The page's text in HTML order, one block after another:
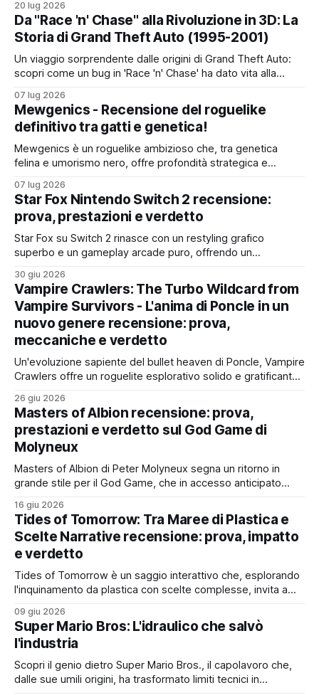
lievi sbavature nell'IA e nella difficoltà
20 lug 2026
Da "Race 'n' Chase" alla Rivoluzione in 3D: La
Storia di Grand Theft Auto (1995-2001)
Un viaggio sorprendente dalle origini di Grand Theft Auto:
scopri come un bug in 'Race 'n' Chase' ha dato vita alla
fenomeno che ha ridefinito i videogiochi, dal protagonista
muto all'impatto dell'11 settembre
07 lug 2026
Mewgenics - Recensione del roguelike
definitivo tra gatti e genetica!
Mewgenics è un roguelike ambizioso che, tra genetica
felina e umorismo nero, offre profondità strategica e
curva di apprendimento
07 lug 2026
Star Fox Nintendo Switch 2 recensione:
prova, prestazioni e verdetto
Star Fox su Switch 2 rinasce con un restyling grafico
superbo e un gameplay arcade puro, offrendo un
degli highscore
30 giu 2026
Vampire Crawlers: The Turbo Wildcard from
Vampire Survivors - L'anima di Poncle in un
nuovo genere recensione: prova,
meccaniche e verdetto
Un'evoluzione sapiente del bullet heaven di Poncle, Vampire
Crawlers offre un roguelite esplorativo solido e gratificante,
26 giu 2026
Masters of Albion recensione: prova,
prestazioni e verdetto sul God Game di
Molyneux
Masters of Albion di Peter Molyneux segna un ritorno in
grande stile per il God Game, che in accesso anticipato
potenziale, nonostante i difetti
16 giu 2026
Tides of Tomorrow: Tra Maree di Plastica e
Scelte Narrative recensione: prova, impatto
e verdetto
Tides of Tomorrow è un saggio interattivo che, esplorando
l'inquinamento da plastica con scelte complesse, invita a
09 giu 2026
Super Mario Bros: L'idraulico che salvò
l'industria
Scopri il genio dietro Super Mario Bros., il capolavoro che,
dalle sue umili origini, ha trasformato limiti tecnici in